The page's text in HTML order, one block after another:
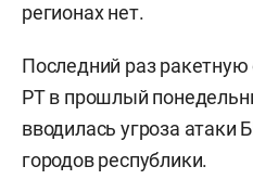
регионах нет.
Последний раз
РТ в прошлый
вводилась угроза атаки
городов республики.